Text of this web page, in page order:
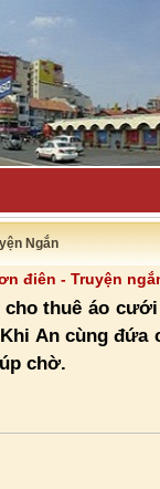
Nhĩ Kỳ_
Ngắn
điên - Truyện
cho thuê áo
An cùng đứa
chờ.